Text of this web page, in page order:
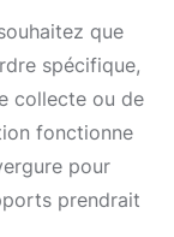
que
spécifique,
collecte ou de
fonctionne
pour
prendrait